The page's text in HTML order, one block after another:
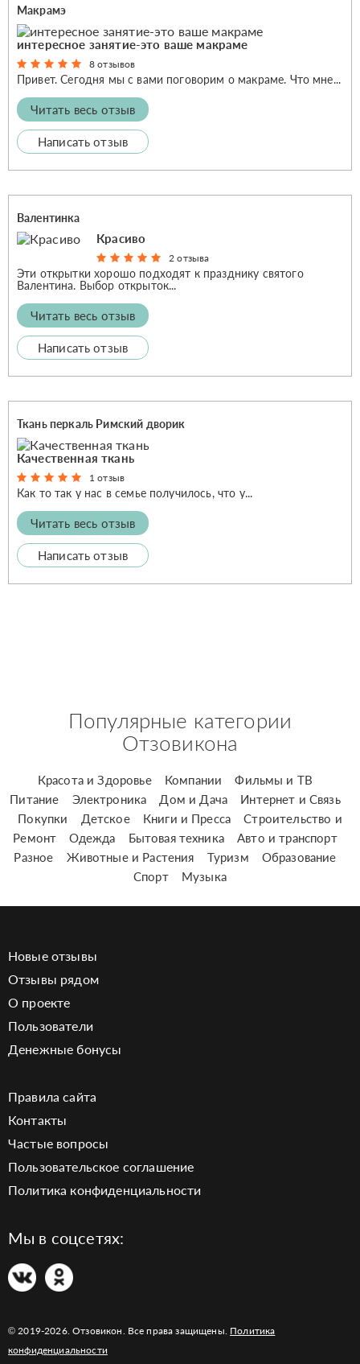
Макрамэ
интересное занятие-это ваше макраме
8 отзывов
Привет. Сегодня мы с вами поговорим о макраме. Что мне...
Читать весь отзыв
Написать отзыв
Валентинка
Красиво
2 отзыва
Эти открытки хорошо подходят к празднику святого
Валентина. Выбор открыток...
Читать весь отзыв
Написать отзыв
Ткань перкаль Римский дворик
Качественная ткань
1 отзыв
Как то так у нас в семье получилось, что у...
Читать весь отзыв
Написать отзыв
Популярные категории
Отзовикона
Красота и Здоровье Компании
Фильмы и ТВ
Питание
Электроника Дом и Дача
Интернет и Связь
Покупки
Детское Книги и Пресса
Строительство и
Ремонт
Одежда Бытовая техника
Авто и транспорт
Разное
Животные и Растения Туризм
Образование
Спорт
Музыка
Новые отзывы
Отзывы рядом
О проекте
Пользователи
Денежные бонусы
Правила сайта
Контакты
Частые вопросы
Пользовательское соглашение
Политика конфиденциальности
Мы в соцсетях:
© 2019-2026. Отзовикон. Все права защищены. Политика
конфиденциальности